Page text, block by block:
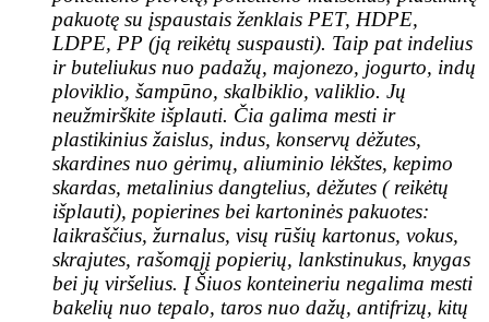
pakuotę su įspaustais ženklais PET, HDPE,
LDPE, PP (ją reikėtų suspausti). Taip pat indelius
ir buteliukus nuo padažų, majonezo, jogurto, indų
ploviklio, šampūno, skalbiklio, valiklio. Jų
neužmirškite išplauti. Čia galima mesti ir
plastikinius žaislus, indus, konservų dėžutes,
skardines nuo gėrimų, aliuminio lėkštes, kepimo
skardas, metalinius dangtelius, dėžutes ( reikėtų
išplauti), popierines bei kartoninės pakuotes:
laikraščius, žurnalus, visų rūšių kartonus, vokus,
skrajutes, rašomąjį popierių, lankstinukus, knygas
bei jų viršelius. Į Šiuos konteineriu negalima mesti
bakelių nuo tepalo, taros nuo dažų, antifrizų, kitų